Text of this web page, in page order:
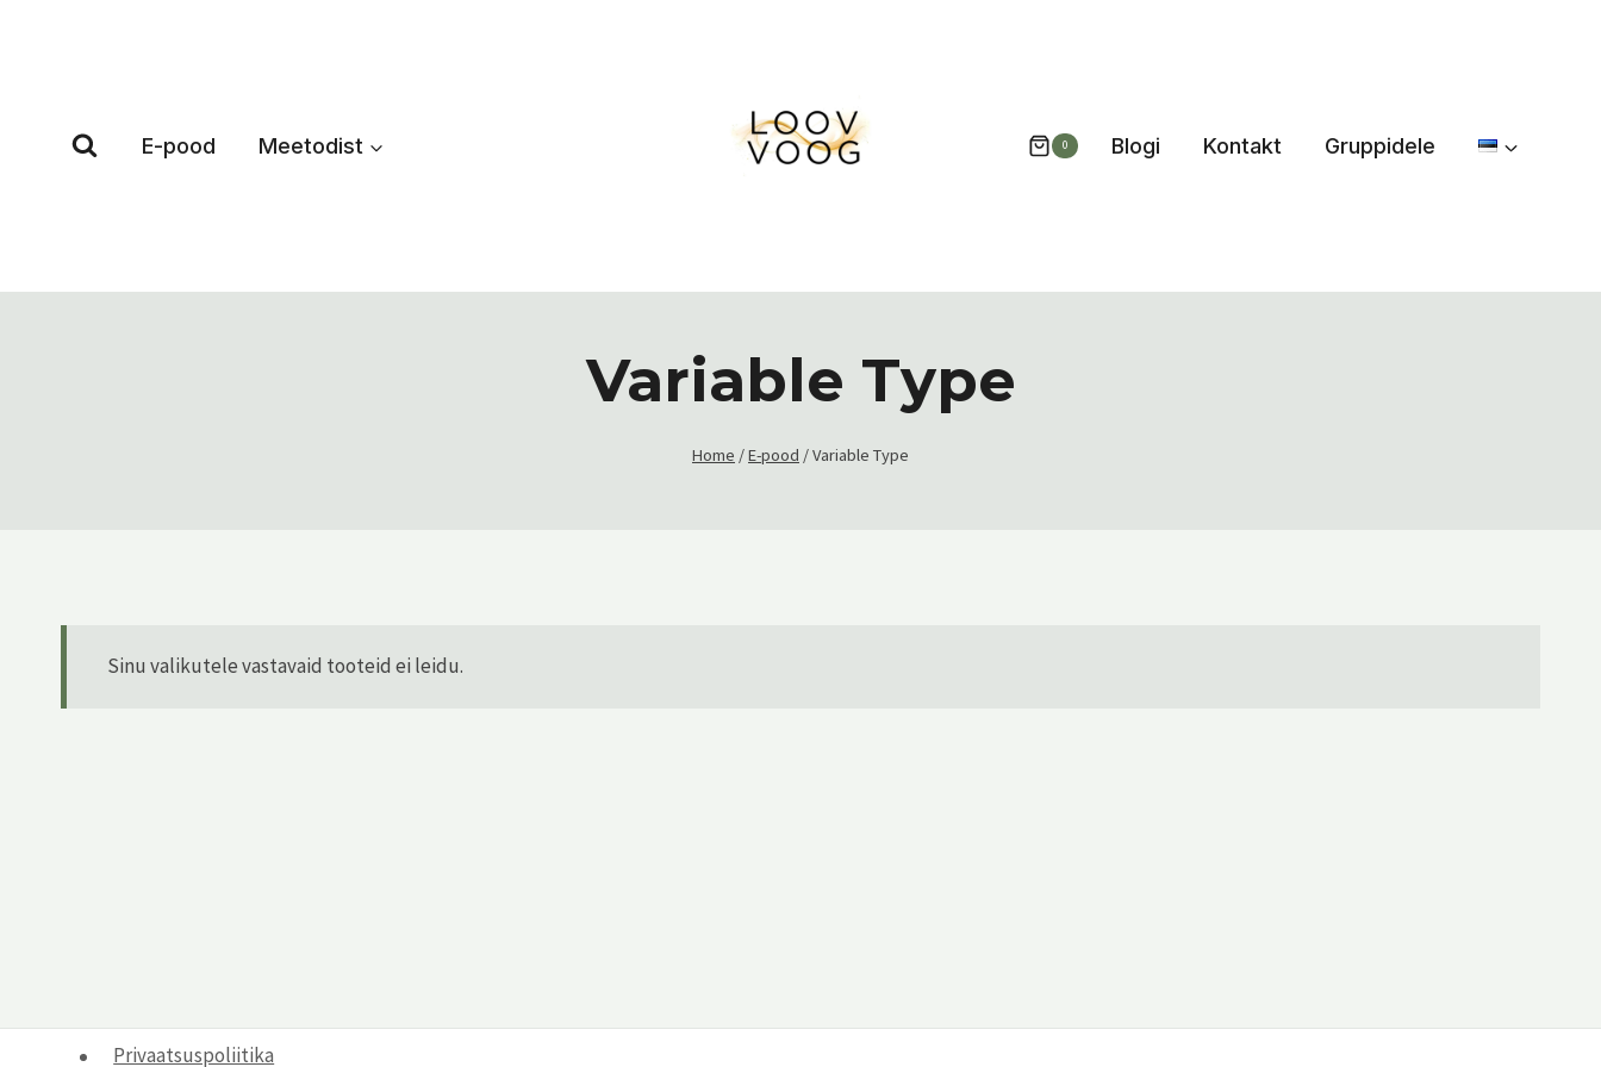
E-pood Meetodist 0 Blogi Kontakt Gruppidele
Variable Type
Home /E-pood /Variable Type
Sinu valikutele vastavaid tooteid ei leidu.
Privaatsuspoliitika